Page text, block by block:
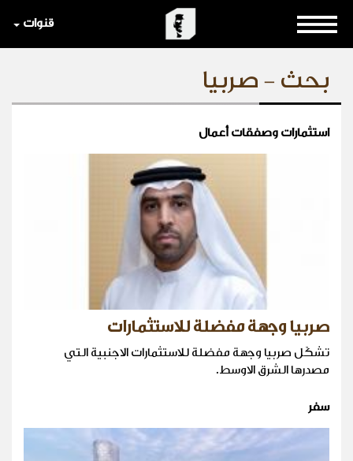
قنوات
بحث - صربيا
استثمارات وصفقات أعمال
صربيا وجهة مفضلة للاستثمارات
تشكّل صربيا وجهة مفضلة للاستثمارات الاجنبية التي
مصدرها الشرق الاوسط.
سفر